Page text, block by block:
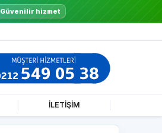
Güvenilir hizmet
İLETİŞİM